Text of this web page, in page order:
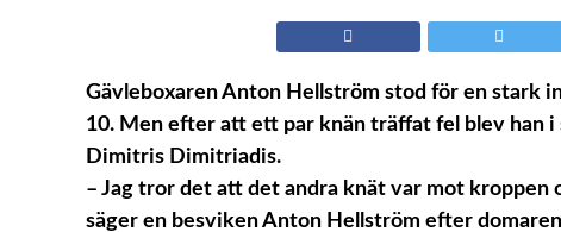
Gävleboxaren Anton Hellström stod för en stark
10. Men efter att ett par knän träffat fel blev han
Dimitris Dimitriadis.
– Jag tror det att det andra knät var mot kroppen
säger en besviken Anton Hellström efter